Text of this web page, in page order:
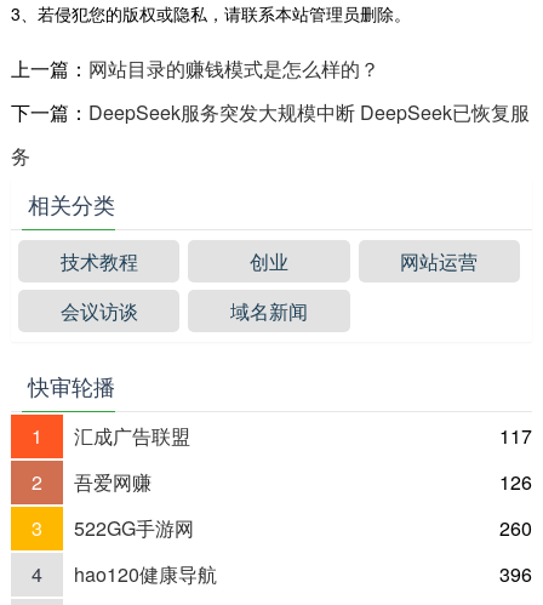
3、若侵犯您的版权或隐私，请联系本站管理员删除。
上一篇： 网站目录的赚钱模式是怎么样的？
下一篇： DeepSeek服务突发大规模中断 DeepSeek已恢复服
务
相关分类
技术教程 创业
网站运营
会议访谈
域名新闻
快审轮播
1 汇成广告联盟
117
2
吾爱网赚
126
3
522GG手游网
260
4
hao120健康导航
396